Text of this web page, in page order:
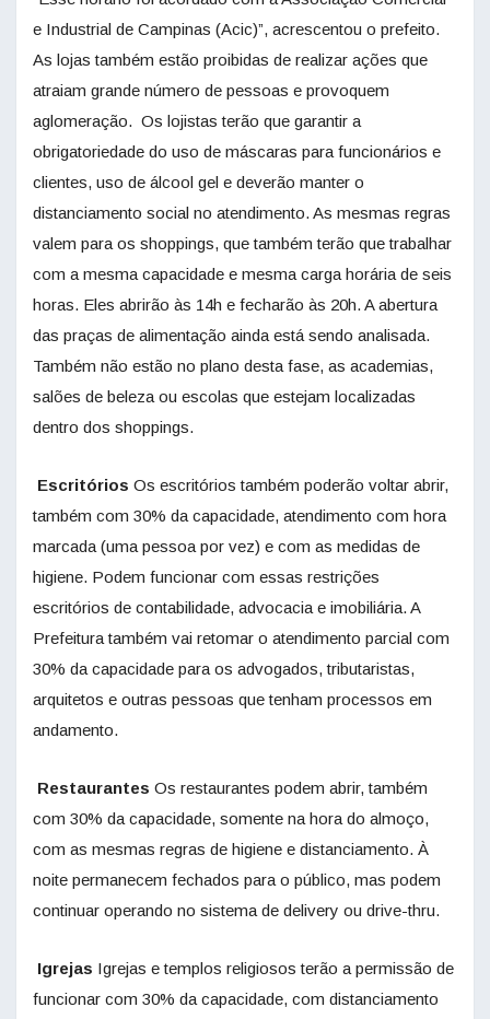
e Industrial de Campinas (Acic)”, acrescentou o prefeito.
As lojas também estão proibidas de realizar ações que
atraiam grande número de pessoas e provoquem
aglomeração. Os lojistas terão que garantir a
obrigatoriedade do uso de máscaras para funcionários e
clientes, uso de álcool gel e deverão manter o
distanciamento social no atendimento. As mesmas regras
valem para os shoppings, que também terão que trabalhar
com a mesma capacidade e mesma carga horária de seis
horas. Eles abrirão às 14h e fecharão às 20h. A abertura
das praças de alimentação ainda está sendo analisada.
Também não estão no plano desta fase, as academias,
salões de beleza ou escolas que estejam localizadas
dentro dos shoppings.
Escritórios Os escritórios também poderão voltar abrir,
também com 30% da capacidade, atendimento com hora
marcada (uma pessoa por vez) e com as medidas de
higiene. Podem funcionar com essas restrições
escritórios de contabilidade, advocacia e imobiliária. A
Prefeitura também vai retomar o atendimento parcial com
30% da capacidade para os advogados, tributaristas,
arquitetos e outras pessoas que tenham processos em
andamento.
Restaurantes Os restaurantes podem abrir, também
com 30% da capacidade, somente na hora do almoço,
com as mesmas regras de higiene e distanciamento. À
noite permanecem fechados para o público, mas podem
continuar operando no sistema de delivery ou drive-thru.
Igrejas Igrejas e templos religiosos terão a permissão de
funcionar com 30% da capacidade, com distanciamento